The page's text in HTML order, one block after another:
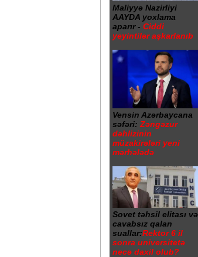
Maliyyə Nazirliyi
AAYDA yoxlama
aparır - Ciddi
yeyintilər aşkarlanıb
Vensin Azərbaycana
səfəri: Zəngəzur
dəhlizinin
müzakirələri yeni
mərhələdə
Sovet təhsil elitası və
cavabsız qalan
suallar:Rektor 6 il
sonra universitetə
necə daxil olub?